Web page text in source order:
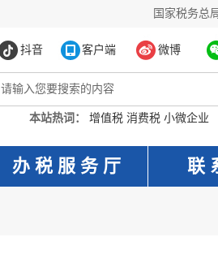
国家税务总
抖音 客户端 微博
本站热词： 增值税 消费税 小微企业
办 税 服 务 厅 联